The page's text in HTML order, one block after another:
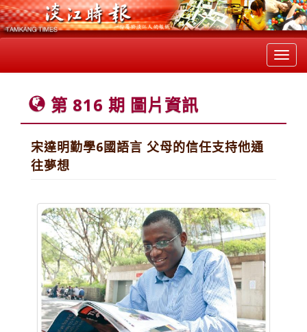
第 816 期 圖片資訊
宋達明勤學6國語言 父母的信任支持他通
往夢想